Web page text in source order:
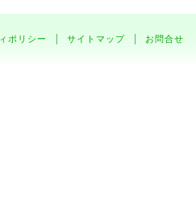
ポリシー サイトマップ お問合せ